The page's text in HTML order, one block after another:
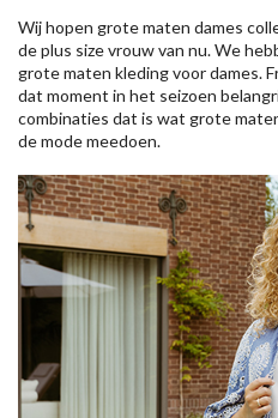
Wij hopen grote maten dames
de plus size vrouw van nu. We
grote maten kleding voor dames.
dat moment in het seizoen
combinaties dat is wat grote
de mode meedoen.